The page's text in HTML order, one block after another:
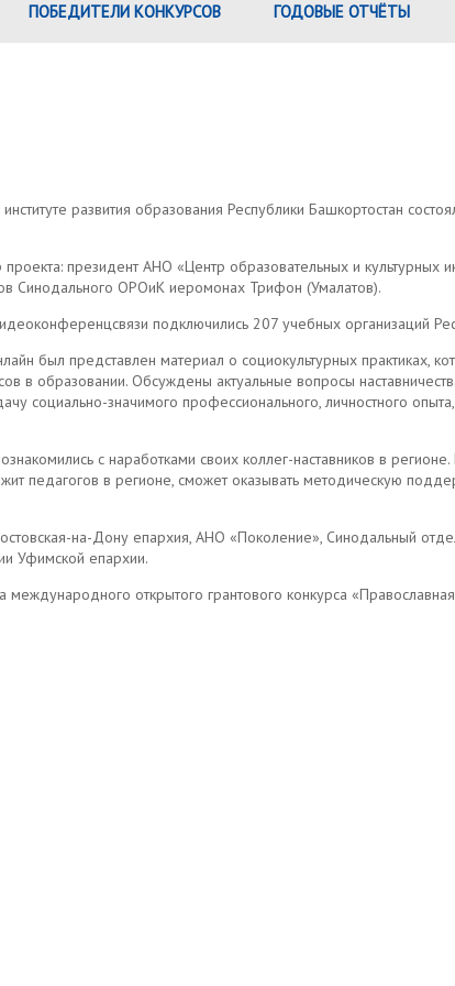
ПОБЕДИТЕЛИ КОНКУРСОВ ГОДОВЫЕ ОТЧЁТЫ
развития образования Республики Башкортостан
президент АНО «Центр образовательных и культурных
Синодального ОРОиК иеромонах Трифон (Умалатов).
подключились 207 учебных организаций
был представлен материал о социокультурных практиках,
в образовании. Обсуждены актуальные вопросы
социально-значимого профессионального, личностного
с наработками своих коллег-наставников в
педагогов в регионе, сможет оказывать методическую
на-Дону епархия, АНО «Поколение», Синодальный
Уфимской епархии.
международного открытого грантового конкурса